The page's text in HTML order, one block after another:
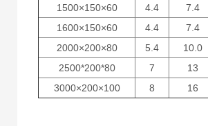
1500×150×60
4.4 7.4
1600×150×60
4.4 7.4
2000×200×80
5.4 10.0
2500*200*80
7 13
3000×200×100
8 16